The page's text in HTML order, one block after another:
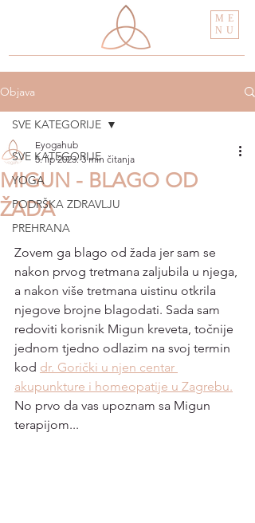
ME
NU
Objava
SVE KATEGORIJE
YOGA
PODRŠKA ZDRAVLJU
PREHRANA
SVE KATEGORIJE
MIGUN - BLAGO OD
ŽADA
Eyogahub
5. lip 2023. 3 min čitanja
Zovem ga blago od žada jer sam se
nakon prvog tretmana zaljubila u njega,
a nakon više tretmana uistinu otkrila
njegove brojne blagodati. Sada sam
redoviti korisnik Migun kreveta, točnije
jednom tjedno odlazim na svoj termin
kod dr. Gorički u njen centar
akupunkture i homeopatije u Zagrebu.
No prvo da vas upoznam sa Migun
terapijom...